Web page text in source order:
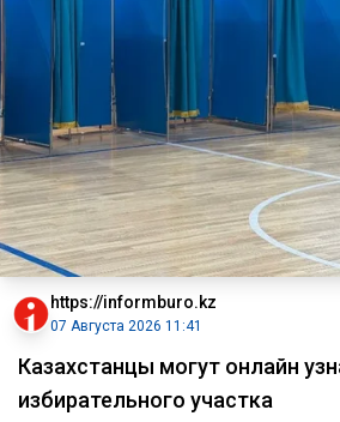
https://informburo.kz
07 Августа 2026 11:41
Казахстанцы могут онлайн
избирательного участка